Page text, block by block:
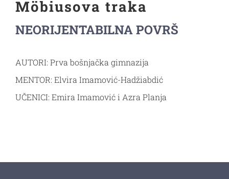
VM materijali
Möbiusova traka
NEORIJENTABILNA POVRŠ
AUTORI: Prva bošnjačka gimnazija
MENTOR: Elvira Imamović-Hadžiabdić
UČENICI: Emira Imamović i Azra Planja